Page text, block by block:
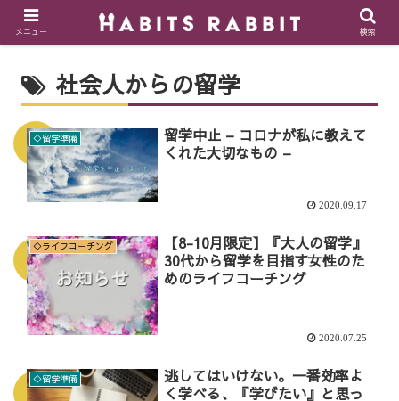
社会人からの留学
◇留学準備
留学中止 – コロナが私に教えて
くれた大切なもの –
2020.09.17
◇ライフコーチング
【8-10月限定】『大人の留学』
30代から留学を目指す女性のた
めのライフコーチング
2020.07.25
◇留学準備
逃してはいけない。一番効率よ
く学べる、『学びたい』と思っ
メニュー 検索